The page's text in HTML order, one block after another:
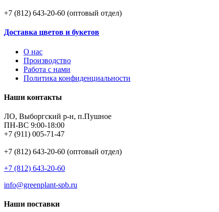
+7 (812) 643-20-60 (оптовый отдел)
Доставка цветов и букетов
О нас
Производство
Работа с нами
Политика конфиденциальности
Наши контакты
ЛО, Выборгский р-н, п.Пушное
ПН-ВС 9:00-18:00
+7 (911) 005-71-47
+7 (812) 643-20-60 (оптовый отдел)
+7 (812) 643-20-60
info@greenplant-spb.ru
Наши поставки